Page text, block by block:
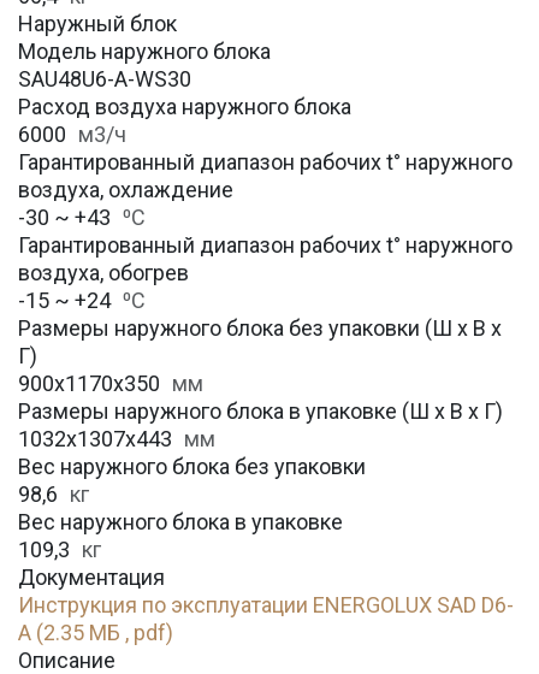
Наружный блок
Модель наружного блока
SAU48U6-A-WS30
Расход воздуха наружного блока
6000 м3/ч
Гарантированный диапазон рабочих t° наружного
воздуха, охлаждение
-30 ~ +43 ⁰С
Гарантированный диапазон рабочих t° наружного
воздуха, обогрев
-15 ~ +24 ⁰С
Размеры наружного блока без упаковки (Ш х В х
Г)
900x1170x350 мм
Размеры наружного блока в упаковке (Ш х В х Г)
1032x1307x443 мм
Вес наружного блока без упаковки
98,6 кг
Вес наружного блока в упаковке
109,3 кг
Документация
Инструкция по эксплуатации ENERGOLUX SAD D6-
A (2.35 МБ , pdf)
Описание